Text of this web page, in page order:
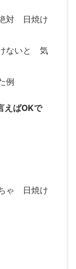
対 日焼け
ないと 気
例
えばOKで
ゃ 日焼け